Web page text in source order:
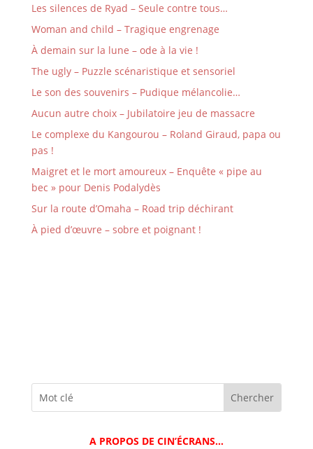
Les silences de Ryad – Seule contre tous…
Woman and child – Tragique engrenage
À demain sur la lune – ode à la vie !
The ugly – Puzzle scénaristique et sensoriel
Le son des souvenirs – Pudique mélancolie…
Aucun autre choix – Jubilatoire jeu de massacre
Le complexe du Kangourou – Roland Giraud, papa ou
pas !
Maigret et le mort amoureux – Enquête « pipe au
bec » pour Denis Podalydès
Sur la route d’Omaha – Road trip déchirant
À pied d’œuvre – sobre et poignant !
A PROPOS DE CIN’ÉCRANS…